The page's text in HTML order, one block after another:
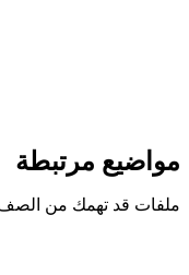
مواضيع مرتبطة
ملفات قد تهمك من الصف